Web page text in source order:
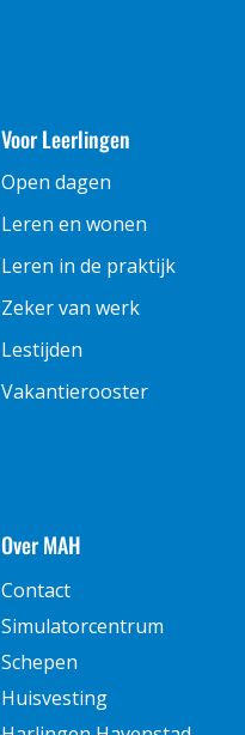
Voor Leerlingen
Open dagen
Leren en wonen
Leren in de praktijk
Zeker van werk
Lestijden
Vakantierooster
Over MAH
Contact
Simulatorcentrum
Schepen
Huisvesting